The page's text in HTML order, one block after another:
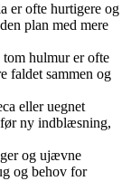
er ofte hurtigere og
plan med mere
hulmur er ofte
faldet sammen og
eller uegnet
ny indblæsning,
og ujævne
og behov for